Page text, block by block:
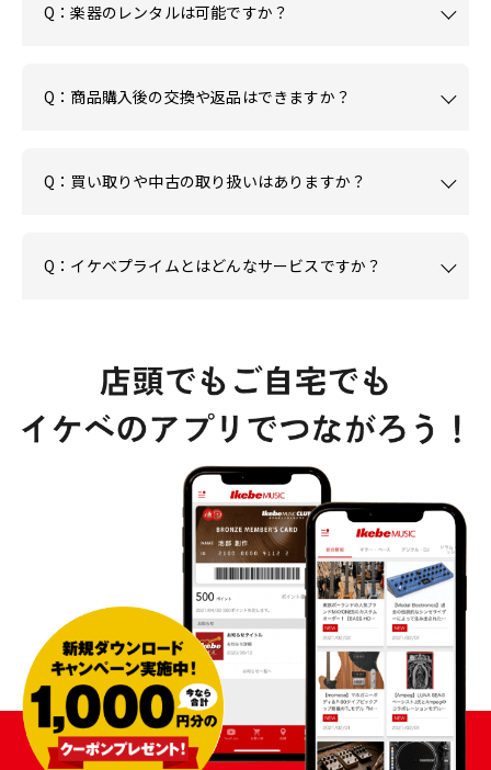
Q：楽器のレンタルは可能ですか？
Q：商品購入後の交換や返品はできますか？
Q：買い取りや中古の取り扱いはありますか？
Q：イケベプライムとはどんなサービスですか？